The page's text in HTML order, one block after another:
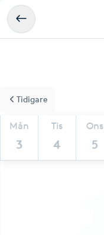
Mån
3
Tis
4
Ons
5
Tidigare